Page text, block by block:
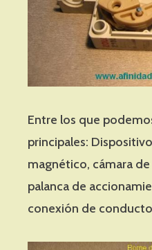
Entre los que
principales:
magnético, cámara
palanca de
conexión de